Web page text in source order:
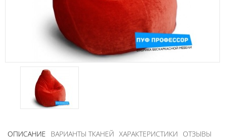
ОПИСАНИЕ ВАРИАНТЫ ТКАНЕЙ ХАРАКТЕРИСТИКИ ОТЗЫВЫ